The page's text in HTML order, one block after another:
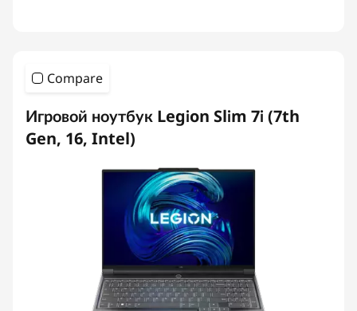
Compare
Игровой ноутбук Legion Slim 7i (7th
Gen, 16, Intel)